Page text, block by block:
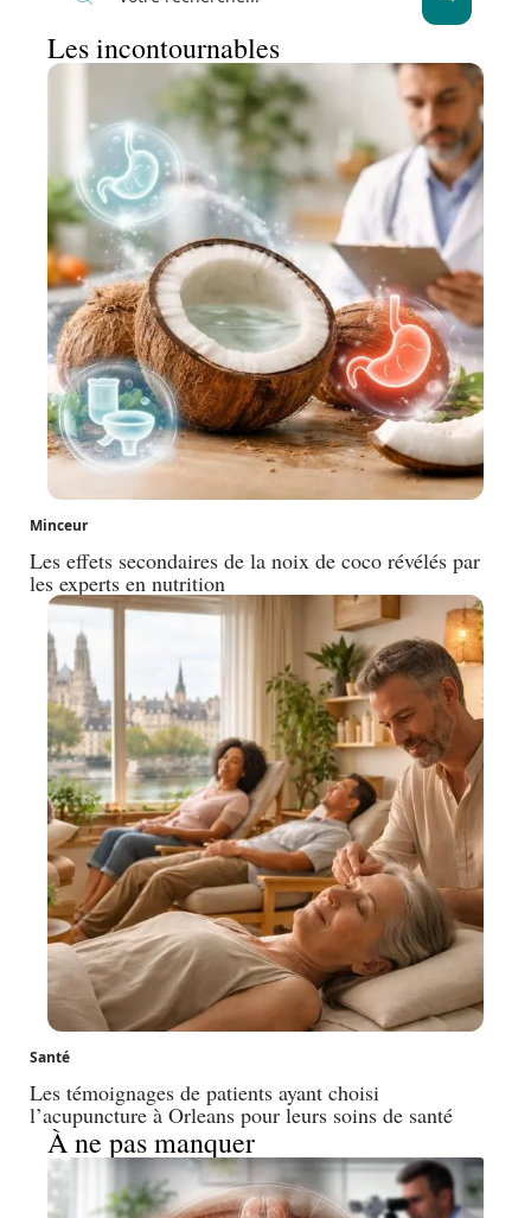
Les incontournables
Minceur
Les effets secondaires de la noix de coco révélés par
les experts en nutrition
Santé
Les témoignages de patients ayant choisi
l’acupuncture à Orleans pour leurs soins de santé
À ne pas manquer